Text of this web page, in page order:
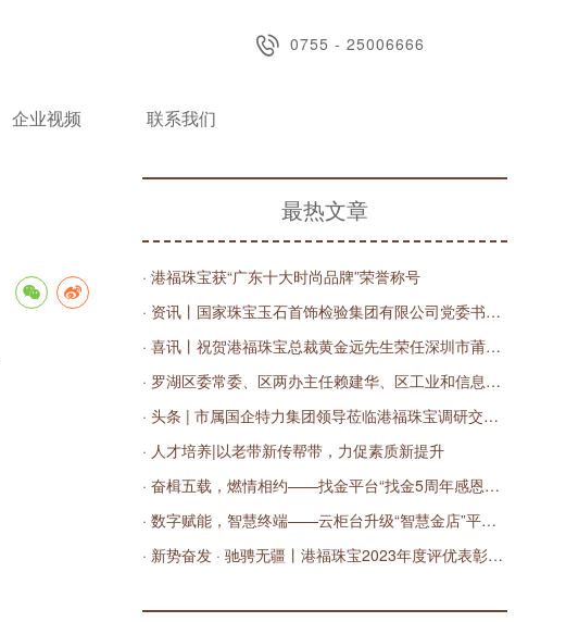
0755 - 25006666
企业视频 联系我们
最热文章
· 港福珠宝获“广东十大时尚品牌”荣誉称号
· 资讯丨国家珠宝玉石首饰检验集团有限公司党委书记、董事长王宝民，深圳实验室主任丁汀一行莅临港福调研指导
· 喜讯丨祝贺港福珠宝总裁黄金远先生荣任深圳市莆田商会第三届轮值会长
· 罗湖区委常委、区两办主任赖建华、区工业和信息化局副局长王红线一行莅临港福珠宝调研指导
· 头条 | 市属国企特力集团领导莅临港福珠宝调研交流，共商数字化发展之路
· 人才培养|以老带新传帮带，力促素质新提升
· 奋楫五载，燃情相约——找金平台“找金5周年感恩有您”直播庆典圆满落幕！
· 数字赋能，智慧终端——云柜台升级“智慧金店”平台发布会圆满举办！
· 新势奋发 · 驰骋无疆丨港福珠宝2023年度评优表彰大会圆满举办！